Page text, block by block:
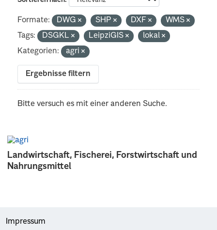
Landwirtschaft, Fischerei, Forstwirtschaft und
Nahrungsmittel
Formate: DWG SHP DXF
WMS
Tags:
DSGKL LeipziGIS
lokal
Kategorien:
agri
Ergebnisse filtern
Bitte versuch es mit einer anderen Suche.
Impressum